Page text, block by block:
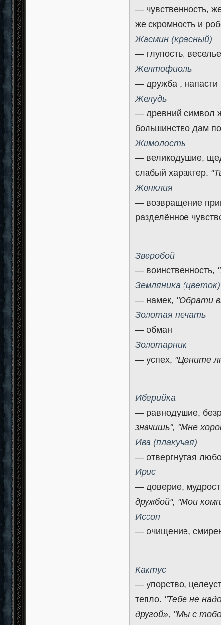
— чувственность,
же скромность и
Жасмин (красный)
— глупость, веселье
Желтофиоль
— дружба , напасти
Желудь
— древний символ
большинство дам
Жимолость
— великодушие,
слабый характер.
Жонклия
— возвращение
разделённое
Зверобой
— воинственность,
Земляника (цветок)
— намек, "Обрати
Золотая печать
— обман
Золотарник
— успех, "Цените
Иберийка
— равнодушие,
значишь", "Мне
Ива (плакучая)
— отвергнутая
Ирис
— доверие,
дружбой", "Мои
Иссоп
— очищение,
Кактус
— упорство,
тепло. "Тебе не
другой», "Мы с